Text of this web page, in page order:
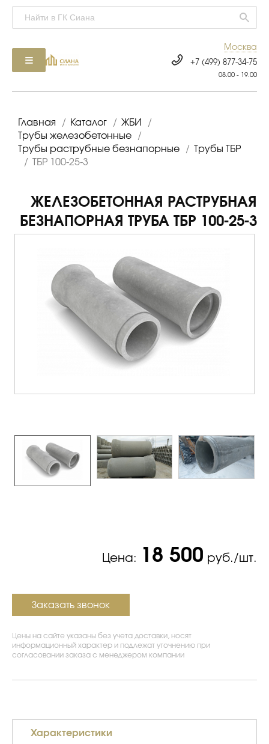
Москва
+7 (499) 877-34-75
08.00 - 19.00
Главная / Каталог / ЖБИ
/
Трубы железобетонные
/
Трубы раструбные безнапорные
/
Трубы ТБР
/
ТБР 100-25-3
ЖЕЛЕЗОБЕТОННАЯ РАСТРУБНАЯ
БЕЗНАПОРНАЯ ТРУБА ТБР 100-25-3
Цена: 18 500 руб./шт.
Заказать звонок
Цены на сайте указаны без учета доставки, носят
информационный характер и подлежат уточнению при
согласовании заказа с менеджером компании
Характеристики